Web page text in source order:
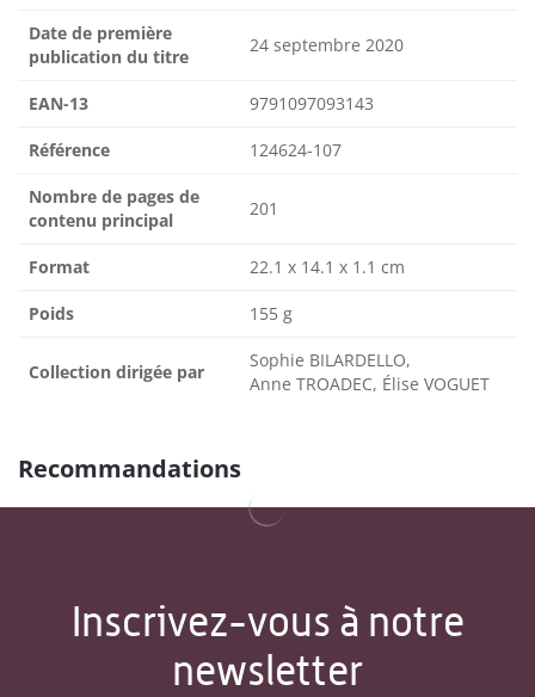
Date de première
publication du titre
24 septembre 2020
EAN-13 9791097093143
Référence 124624-107
Nombre de pages de
contenu principal
201
Format 22.1 x 14.1 x 1.1 cm
Poids 155 g
Collection dirigée par
Sophie BILARDELLO,
Anne TROADEC, Élise VOGUET
Recommandations
Inscrivez-vous à notre
newsletter